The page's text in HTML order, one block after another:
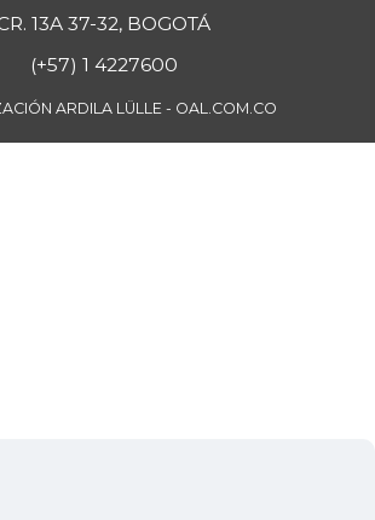
13A 37-32, BOGOTÁ
(+57) 1 4227600
ARDILA LÜLLE - OAL.COM.CO